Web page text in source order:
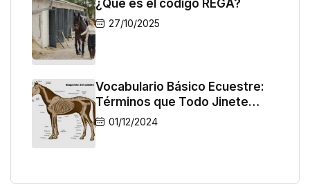
¿Qué es el código REGA?
27/10/2025
Vocabulario Básico Ecuestre:
Términos que Todo Jinete
Debe Conocer
01/12/2024